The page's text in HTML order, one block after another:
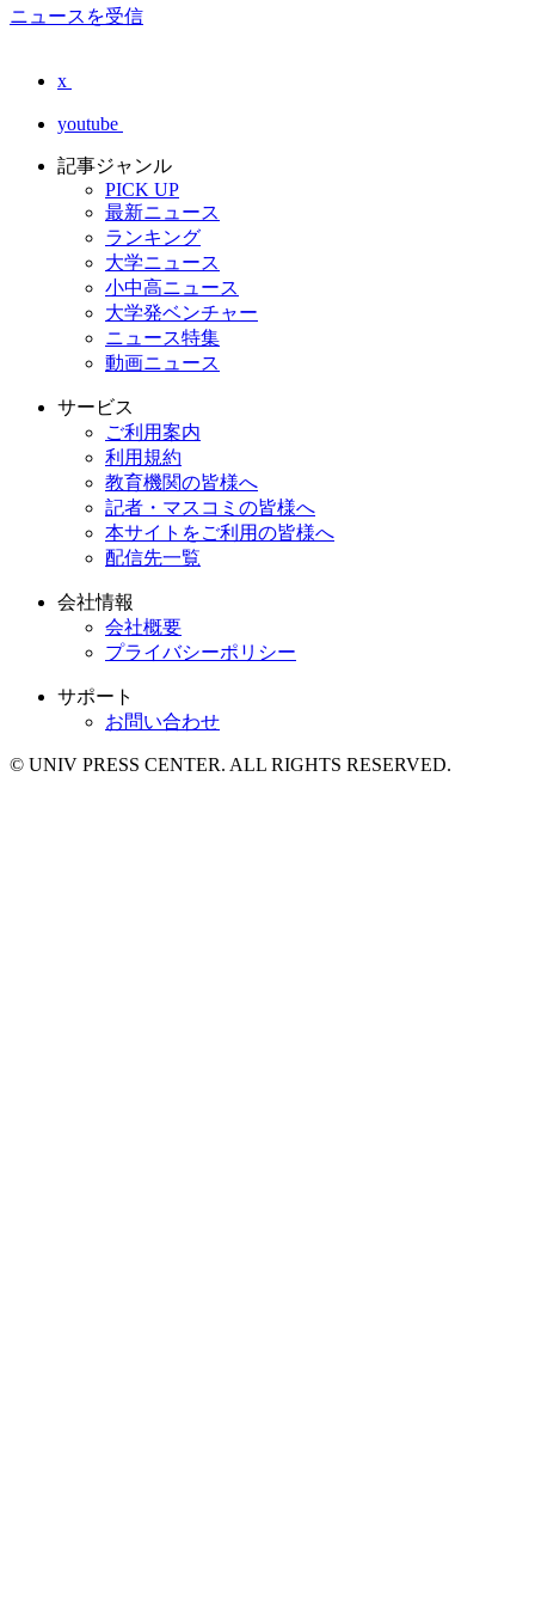
ニュースを受信
x
youtube
記事ジャンル
PICK UP
最新ニュース
ランキング
大学ニュース
小中高ニュース
大学発ベンチャー
ニュース特集
動画ニュース
サービス
ご利用案内
利用規約
教育機関の皆様へ
記者・マスコミの皆様へ
本サイトをご利用の皆様へ
配信先一覧
会社情報
会社概要
プライバシーポリシー
サポート
お問い合わせ
© UNIV PRESS CENTER. ALL RIGHTS RESERVED.